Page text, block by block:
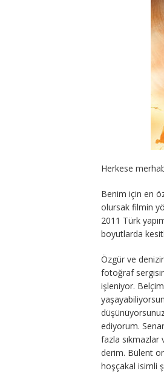
Herkese
Benim için en
olursak filmin
2011 Türk
boyutlarda
Özgür ve
fotoğraf
işleniyor.
ediyorum.
fazla sıkmazlar
derim. Bülent
hoşçakal isimli